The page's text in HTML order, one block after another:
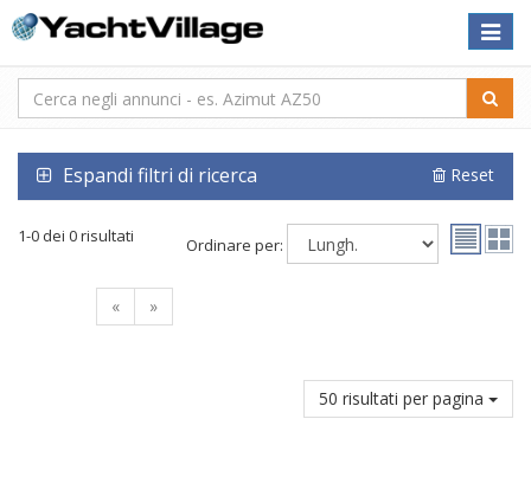
Toggle
Espandi filtri di ricerca Reset
1-0 dei 0 risultati Ordinare per:
« »
50 risultati per pagina